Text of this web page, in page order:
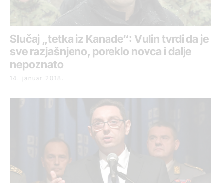
Slučaj „tetka iz Kanade“: Vulin tvrdi da je
sve razjašnjeno, poreklo novca i dalje
nepoznato
14. januar 2018.